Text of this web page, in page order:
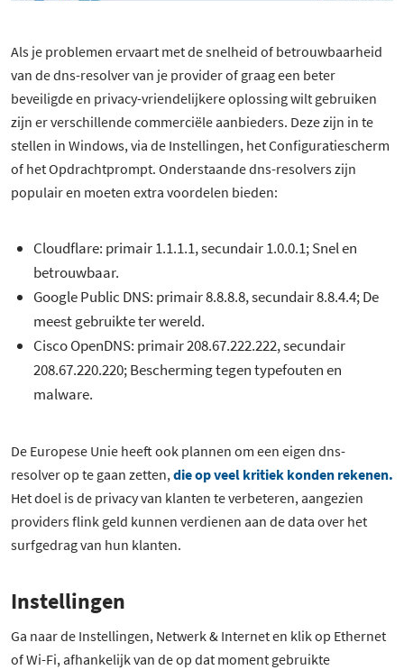
Als je problemen ervaart met de snelheid of betrouwbaarheid
van de dns-resolver van je provider of graag een beter
beveiligde en privacy-vriendelijkere oplossing wilt gebruiken
zijn er verschillende commerciële aanbieders. Deze zijn in te
stellen in Windows, via de Instellingen, het Configuratiescherm
of het Opdrachtprompt. Onderstaande dns-resolvers zijn
populair en moeten extra voordelen bieden:
Cloudflare: primair 1.1.1.1, secundair 1.0.0.1; Snel en
betrouwbaar.
Google Public DNS: primair 8.8.8.8, secundair 8.8.4.4; De
meest gebruikte ter wereld.
Cisco OpenDNS: primair 208.67.222.222, secundair
208.67.220.220; Bescherming tegen typefouten en
malware.
De Europese Unie heeft ook plannen om een eigen dns-
resolver op te gaan zetten,die op veel kritiek konden rekenen.
Het doel is de privacy van klanten te verbeteren, aangezien
providers flink geld kunnen verdienen aan de data over het
surfgedrag van hun klanten.
Instellingen
Ga naar de Instellingen, Netwerk & Internet en klik op Ethernet
of Wi-Fi, afhankelijk van de op dat moment gebruikte